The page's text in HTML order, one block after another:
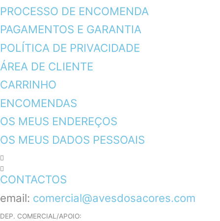
PROCESSO DE ENCOMENDA
PAGAMENTOS E GARANTIA
POLÍTICA DE PRIVACIDADE
ÁREA DE CLIENTE
CARRINHO
ENCOMENDAS
OS MEUS ENDEREÇOS
OS MEUS DADOS PESSOAIS
CONTACTOS
email: comercial@avesdosacores.com
DEP. COMERCIAL/APOIO: